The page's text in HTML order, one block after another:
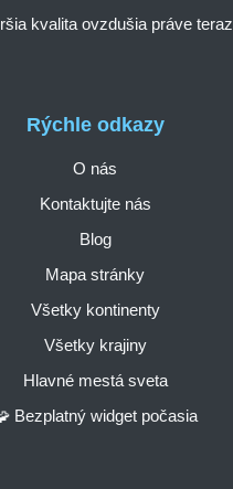
Rýchle odkazy
O nás
Kontaktujte nás
Blog
Mapa stránky
Všetky kontinenty
Všetky krajiny
Hlavné mestá sveta
Bezplatný widget počasia
kvalita ovzdušia práve teraz